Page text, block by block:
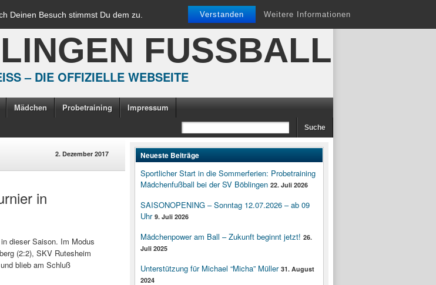
Deinen Besuch stimmst Du dem zu. Verstanden Weitere Informationen
FUSSBALL
– DIE OFFIZIELLE WEBSEITE
Mädchen Probetraining Impressum
2. Dezember 2017
in
dieser Saison. Im Modus
(2:2), SKV Rutesheim
blieb am Schluß
Neueste Beiträge
Sportlicher Start in die Sommerferien: Probetraining
Mädchenfußball bei der SV Böblingen 22. Juli 2026
SAISONOPENING – Sonntag 12.07.2026 – ab 09
Uhr 9. Juli 2026
Mädchenpower am Ball – Zukunft beginnt jetzt! 26.
Juli 2025
Unterstützung für Michael “Micha” Müller 31. August
2024